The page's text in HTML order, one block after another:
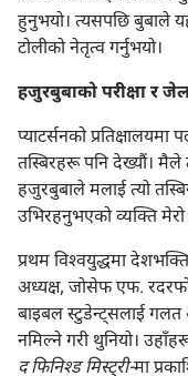
हुनुभयो। त्यसपछि बुबाले
टोलीको नेतृत्व गर्नुभयो।
हजुरबुबाको परीक्षा र
प्याटर्सनको
तस्बिरहरू पनि देख्यौं। मैले
हजुरबुबाले मलाई त्यो
उभिरहनुभएको व्यक्‍ति मेरो
प्रथम विश्‍वयुद्धमा
अध्यक्ष, जोसेफ एफ.
बाइबल स्टुडेन्ट्‌सलाई
नमिल्ने गरी थुनियो।
द फिनिश्‍ड मिस्ट्री-मा